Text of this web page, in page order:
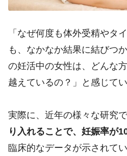
「なぜ何度も体外受精やタ
も、なかなか結果に結びつ
の妊活中の女性は、どんな
越えているの？」と感じてい
実際に、近年の様々な研究
り入れることで、妊娠率が
臨床的なデータが示されて